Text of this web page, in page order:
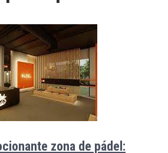
zona de pádel: